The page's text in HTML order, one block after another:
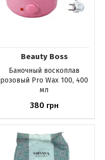
Beauty Boss
Баночный воскоплав
розовый Pro Wax 100, 400
мл
380 грн